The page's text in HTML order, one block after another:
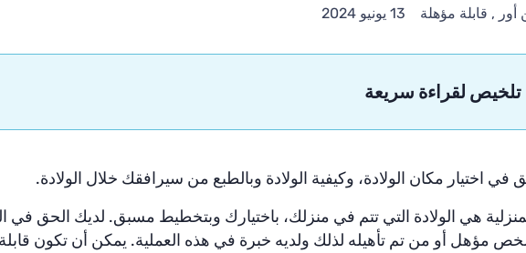
أور , قابلة مؤهلة 13 يونيو 2024
تلخيص لقراءة سريعة
في اختيار مكان الولادة، وكيفية الولادة وبالطبع من سيرافقك خلال الولادة.
هي الولادة التي تتم في منزلك، باختيارك وبتخطيط مسبق. لديك الحق في
مؤهل أو من تم تأهيله لذلك ولديه خبرة في هذه العملية. يمكن أن تكون قابلة